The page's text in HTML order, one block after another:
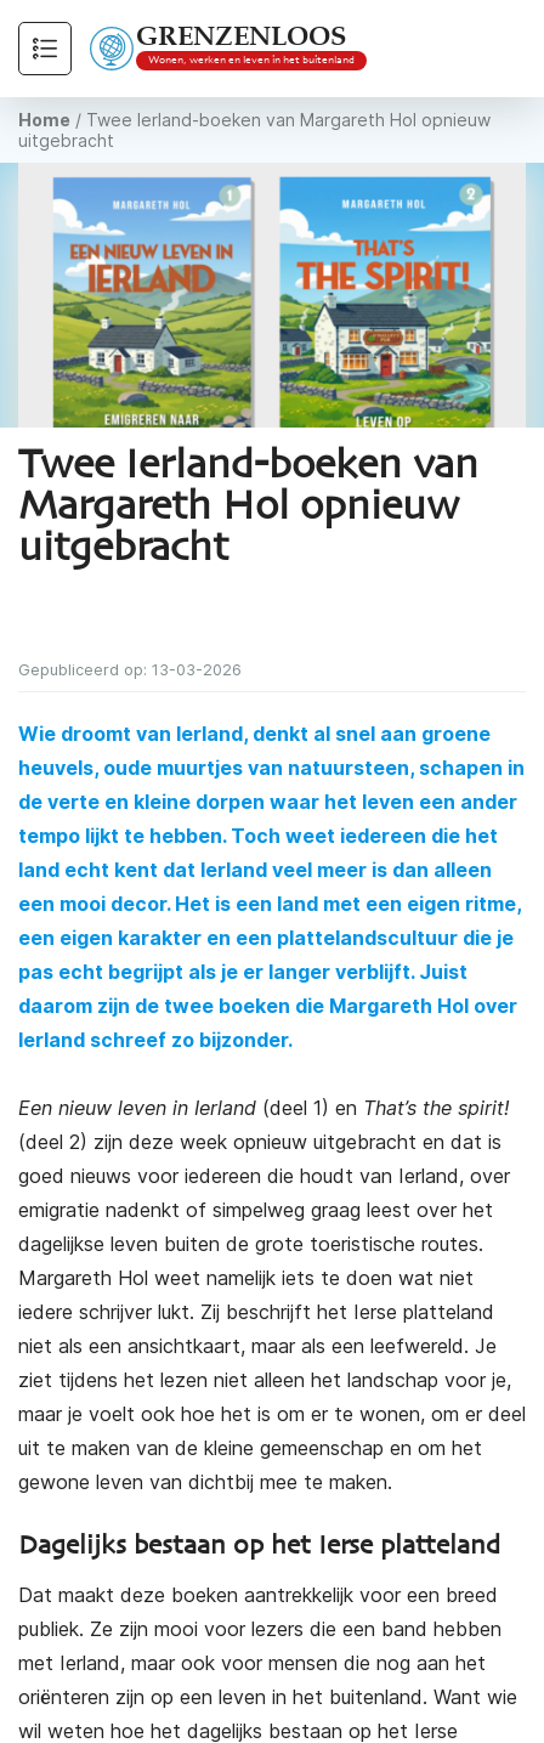
GRENZENLOOS
Wonen, werken en leven in het buitenland
Home / Twee Ierland-boeken van Margareth Hol opnieuw
uitgebracht
Twee Ierland-boeken van
Margareth Hol opnieuw
uitgebracht
Gepubliceerd op: 13-03-2026
Wie droomt van Ierland, denkt al snel aan groene
heuvels, oude muurtjes van natuursteen, schapen in
de verte en kleine dorpen waar het leven een ander
tempo lijkt te hebben. Toch weet iedereen die het
land echt kent dat Ierland veel meer is dan alleen
een mooi decor. Het is een land met een eigen ritme,
een eigen karakter en een plattelandscultuur die je
pas echt begrijpt als je er langer verblijft. Juist
daarom zijn de twee boeken die Margareth Hol over
Ierland schreef zo bijzonder.
Een nieuw leven in Ierland (deel 1) en That’s the spirit!
(deel 2) zijn deze week opnieuw uitgebracht en dat is
goed nieuws voor iedereen die houdt van Ierland, over
emigratie nadenkt of simpelweg graag leest over het
dagelijkse leven buiten de grote toeristische routes.
Margareth Hol weet namelijk iets te doen wat niet
iedere schrijver lukt. Zij beschrijft het Ierse platteland
niet als een ansichtkaart, maar als een leefwereld. Je
ziet tijdens het lezen niet alleen het landschap voor je,
maar je voelt ook hoe het is om er te wonen, om er deel
uit te maken van de kleine gemeenschap en om het
gewone leven van dichtbij mee te maken.
Dagelijks bestaan op het Ierse platteland
Dat maakt deze boeken aantrekkelijk voor een breed
publiek. Ze zijn mooi voor lezers die een band hebben
met Ierland, maar ook voor mensen die nog aan het
oriënteren zijn op een leven in het buitenland. Want wie
wil weten hoe het dagelijks bestaan op het Ierse